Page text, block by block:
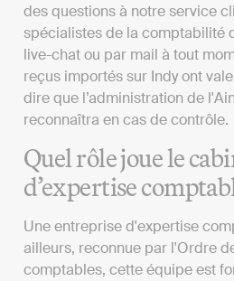
des questions à notre service
spécialistes de la comptabilité
live-chat ou par mail à tout
reçus importés sur Indy ont
dire que l’administration de
reconnaîtra en cas de contrôle.
Quel rôle joue le
d’expertise
Une entreprise d'expertise
ailleurs, reconnue par l'Ordre
comptables, cette équipe est